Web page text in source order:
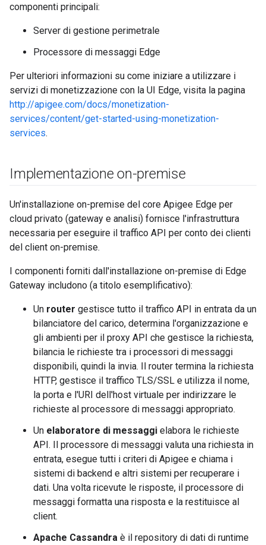
componenti principali:
Server di gestione perimetrale
Processore di messaggi Edge
Per ulteriori informazioni su come iniziare a utilizzare i
servizi di monetizzazione con la UI Edge, visita la pagina
http://apigee.com/docs/monetization-
services/content/get-started-using-monetization-
services.
Implementazione on-premise
Un'installazione on-premise del core Apigee Edge per
cloud privato (gateway e analisi) fornisce l'infrastruttura
necessaria per eseguire il traffico API per conto dei clienti
del client on-premise.
I componenti forniti dall'installazione on-premise di Edge
Gateway includono (a titolo esemplificativo):
Un router gestisce tutto il traffico API in entrata da un
bilanciatore del carico, determina l'organizzazione e
gli ambienti per il proxy API che gestisce la richiesta,
bilancia le richieste tra i processori di messaggi
disponibili, quindi la invia. Il router termina la richiesta
HTTP, gestisce il traffico TLS/SSL e utilizza il nome,
la porta e l'URI dell'host virtuale per indirizzare le
richieste al processore di messaggi appropriato.
Un elaboratore di messaggi elabora le richieste
API. Il processore di messaggi valuta una richiesta in
entrata, esegue tutti i criteri di Apigee e chiama i
sistemi di backend e altri sistemi per recuperare i
dati. Una volta ricevute le risposte, il processore di
messaggi formatta una risposta e la restituisce al
client.
Apache Cassandra è il repository di dati di runtime